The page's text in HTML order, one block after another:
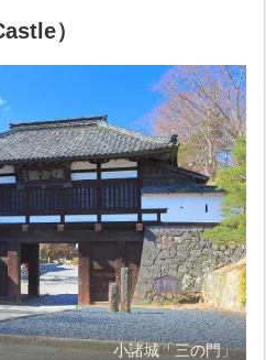
）
小諸城「三の門」